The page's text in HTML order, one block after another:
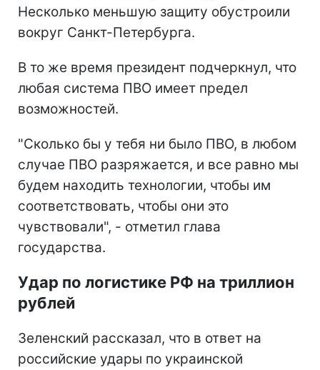
Несколько меньшую защиту обустроили
вокруг Санкт-Петербурга.
В то же время президент подчеркнул, что
любая система ПВО имеет предел
возможностей.
"Сколько бы у тебя ни было ПВО, в любом
случае ПВО разряжается, и все равно мы
будем находить технологии, чтобы им
соответствовать, чтобы они это
чувствовали", - отметил глава
государства.
Удар по логистике РФ на триллион
рублей
Зеленский рассказал, что в ответ на
российские удары по украинской